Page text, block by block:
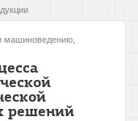
машиноведению,
решений